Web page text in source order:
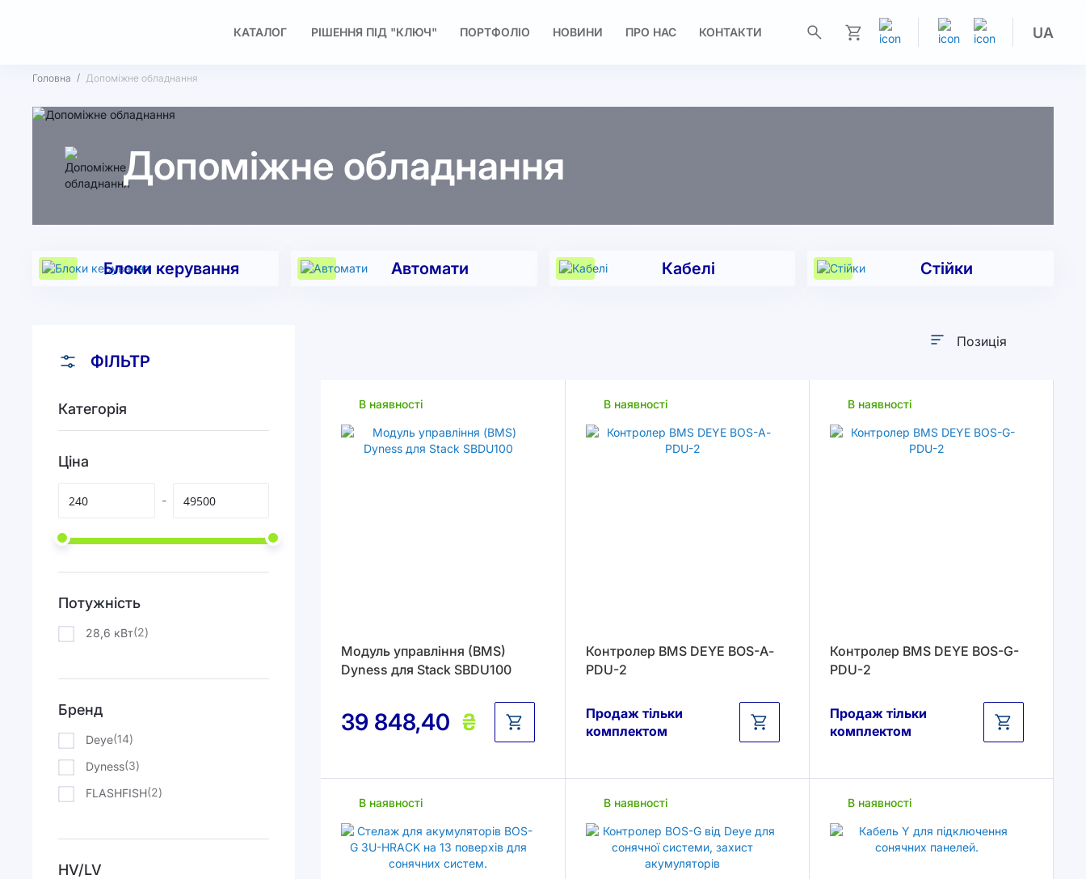
КАТАЛОГ РІШЕННЯ ПІД "КЛЮЧ" ПОРТФОЛІО НОВИНИ ПРО НАС
КОНТАКТИ
UA
Головна Допоміжне обладнання
Допоміжне обладнання
Блоки керування Автомати Кабелі Стійки
Сортувати
В наявності
Модуль управління (BMS)
Dyness для Stack SBDU100
39 848,40 ₴
В наявності
Контролер BMS DEYE BOS-А-
PDU-2
Продаж тільки
комплектом
В наявності
Контролер BMS DEYE BOS-G-
PDU-2
Продаж тільки
комплектом
В наявності В наявності В наявності
ФІЛЬТР
Категорія
Ціна
-
Потужність
28,6 кВт 2елементи
Бренд
Deye 14елементи
Dyness 3елементи
FLASHFISH 2елементи
HV/LV